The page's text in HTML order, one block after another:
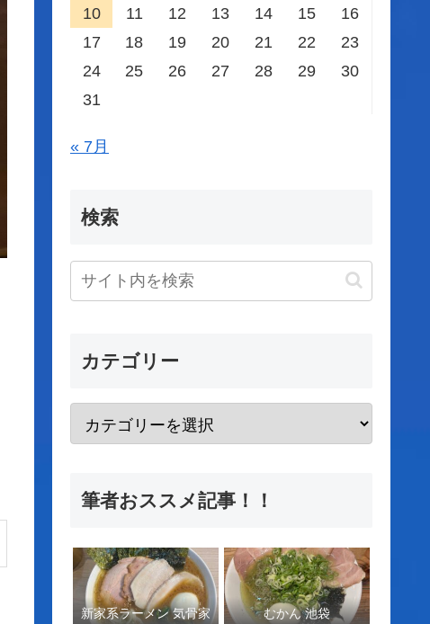
10
11 12 13 14 15
16
17
18 19 20 21 22
23
24
25 26 27 28 29
30
31
« 7月
検索
カテゴリー
筆者おススメ記事！！
新家系ラーメン 気骨家 むかん 池袋